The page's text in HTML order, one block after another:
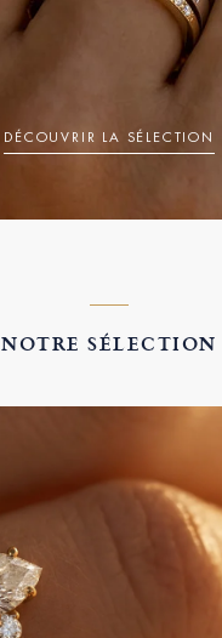
DÉCOUVRIR LA SÉLECTION
NOTRE SÉLECTION